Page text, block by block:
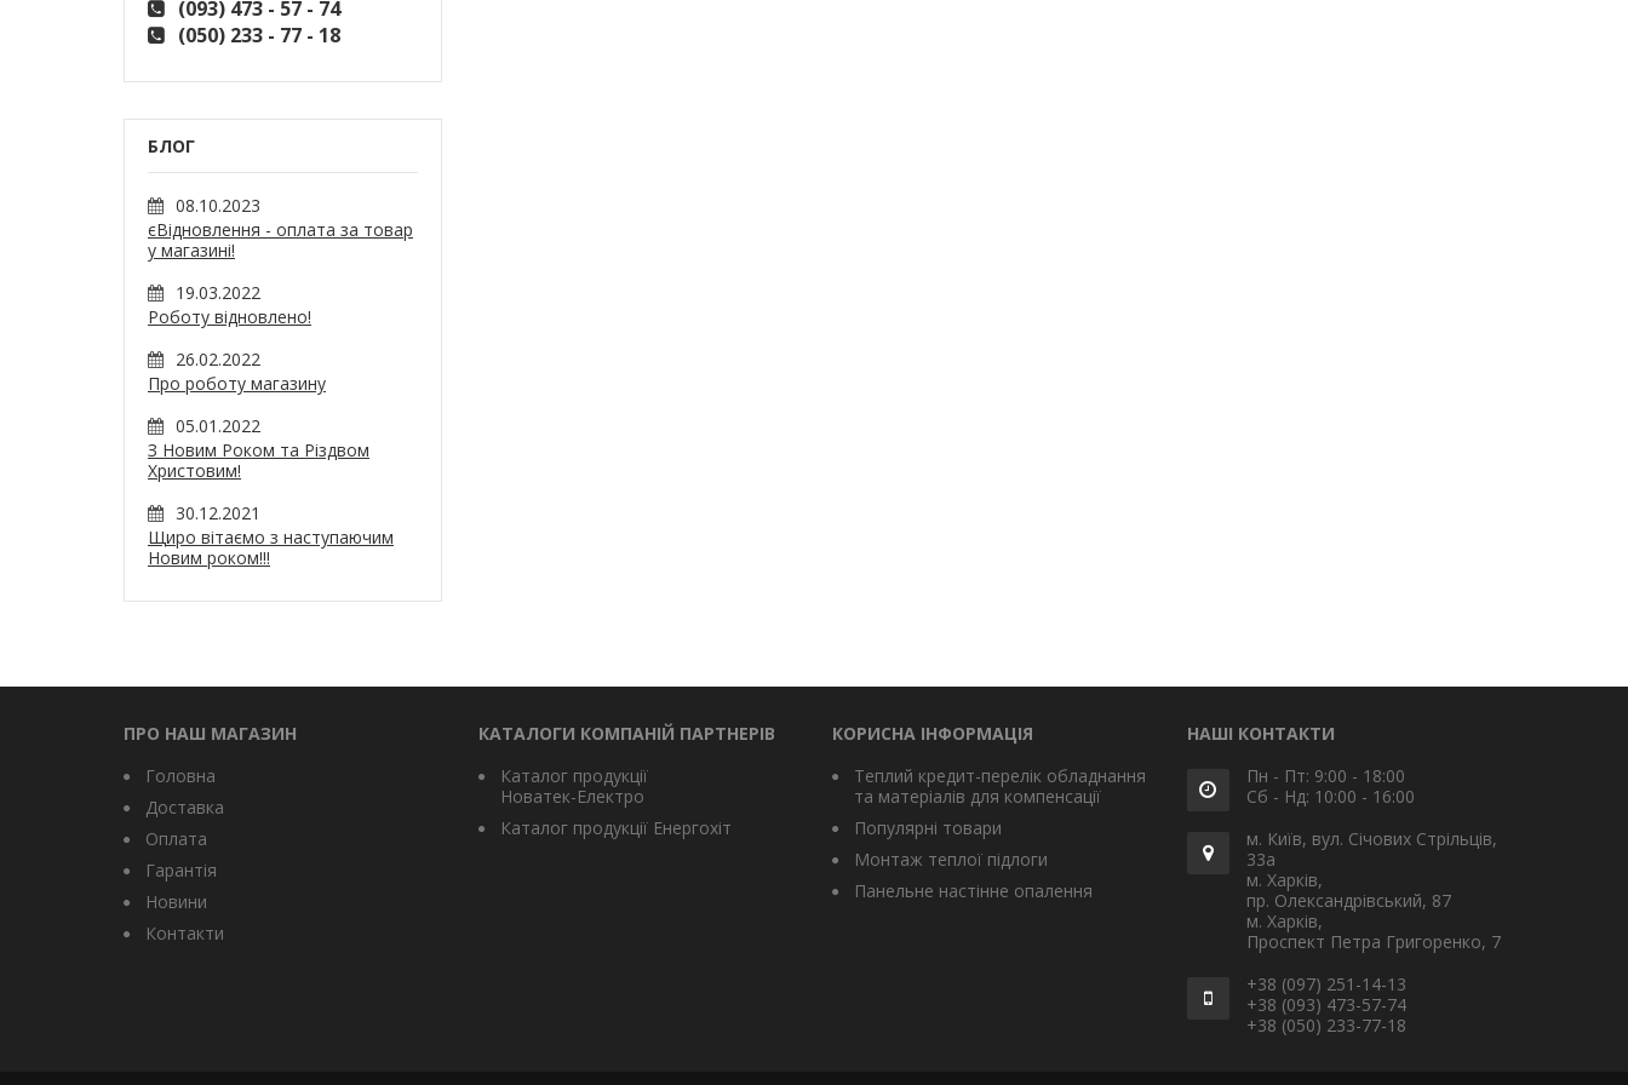
(093) 473 - 57 - 74
(050) 233 - 77 - 18
БЛОГ
08.10.2023
єВідновлення - оплата за товар
у магазині!
19.03.2022
Роботу відновлено!
26.02.2022
Про роботу магазину
05.01.2022
З Новим Роком та Різдвом
Христовим!
30.12.2021
Щиро вітаємо з наступаючим
Новим роком!!!
ПРО НАШ МАГАЗИН
Головна
Доставка
Оплата
Гарантія
Новини
Контакти
КАТАЛОГИ КОМПАНІЙ ПАРТНЕРІВ
Каталог продукції
Новатек-Електро
Каталог продукції Енергохіт
КОРИСНА ІНФОРМАЦІЯ
Теплий кредит-перелік обладнання
та матеріалів для компенсації
Популярні товари
Монтаж теплої підлоги
Панельне настінне опалення
НАШІ КОНТАКТИ
Пн - Пт: 9:00 - 18:00
Сб - Нд: 10:00 - 16:00
м. Київ, вул. Січових Стрільців,
33а
м. Харків,
пр. Олександрівський, 87
м. Харків,
Проспект Петра Григоренко, 7
+38 (097) 251-14-13
+38 (093) 473-57-74
+38 (050) 233-77-18